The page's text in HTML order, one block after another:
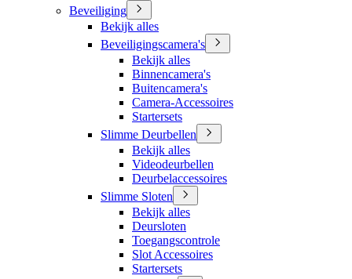
Beveiliging
Bekijk alles
Beveiligingscamera's
Bekijk alles
Binnencamera's
Buitencamera's
Camera-Accessoires
Startersets
Slimme Deurbellen
Bekijk alles
Videodeurbellen
Deurbelaccessoires
Slimme Sloten
Bekijk alles
Deursloten
Toegangscontrole
Slot Accessoires
Startersets